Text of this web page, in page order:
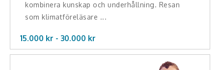
kombinera kunskap och underhållning. Resan
som klimatföreläsare ...
15.000 kr - 30.000 kr